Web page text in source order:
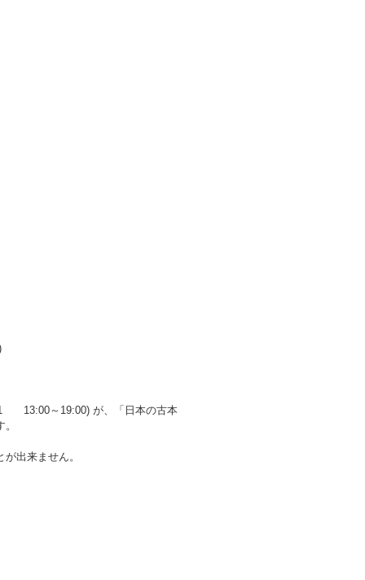
13:00～19:00) が、「日本の古本
出来ません。